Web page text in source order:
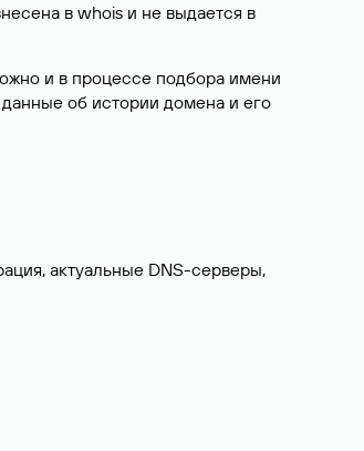
в whois и не выдается в
и в процессе подбора имени
об истории домена и его
актуальные DNS-серверы,